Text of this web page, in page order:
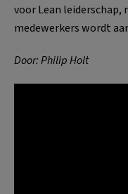
voor Lean leiderschap,
medewerkers wordt
Door: Philip Holt